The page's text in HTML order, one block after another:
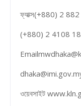
ফ্যাক্স(+880) 2
(+880) 2 4108
ওয়েবসাইট